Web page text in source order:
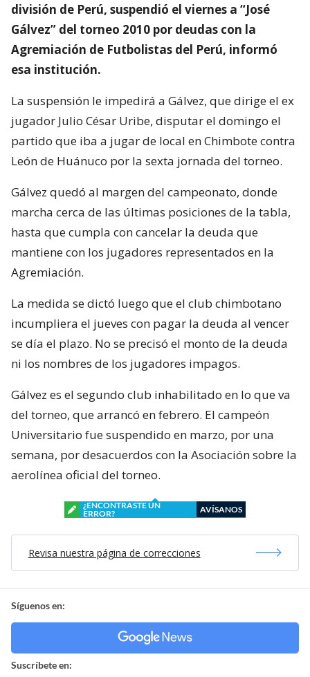
división de Perú, suspendió el viernes a “José
Gálvez” del torneo 2010 por deudas con la
Agremiación de Futbolistas del Perú, informó
esa institución.
La suspensión le impedirá a Gálvez, que dirige el ex
jugador Julio César Uribe, disputar el domingo el
partido que iba a jugar de local en Chimbote contra
León de Huánuco por la sexta jornada del torneo.
Gálvez quedó al margen del campeonato, donde
marcha cerca de las últimas posiciones de la tabla,
hasta que cumpla con cancelar la deuda que
mantiene con los jugadores representados en la
Agremiación.
La medida se dictó luego que el club chimbotano
incumpliera el jueves con pagar la deuda al vencer
se día el plazo. No se precisó el monto de la deuda
ni los nombres de los jugadores impagos.
Gálvez es el segundo club inhabilitado en lo que va
del torneo, que arrancó en febrero. El campeón
Universitario fue suspendido en marzo, por una
semana, por desacuerdos con la Asociación sobre la
aerolínea oficial del torneo.
¿ENCONTRASTE UN
ERROR?
AVÍSANOS
Revisa nuestra página de correcciones
Síguenos en:
Suscríbete en: